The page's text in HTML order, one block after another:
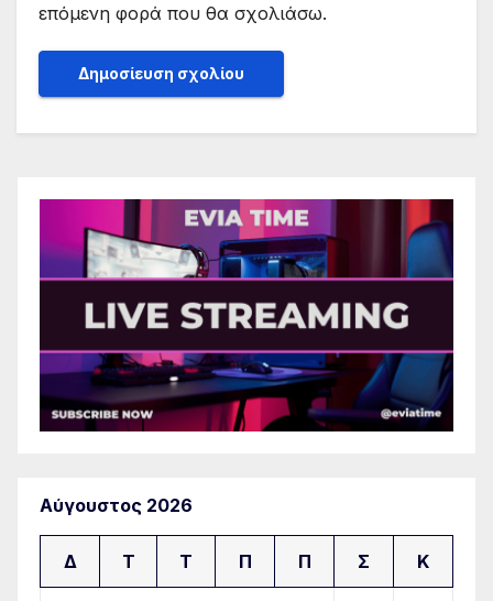
επόμενη φορά που θα σχολιάσω.
Αύγουστος 2026
Δ Τ Τ Π Π Σ Κ